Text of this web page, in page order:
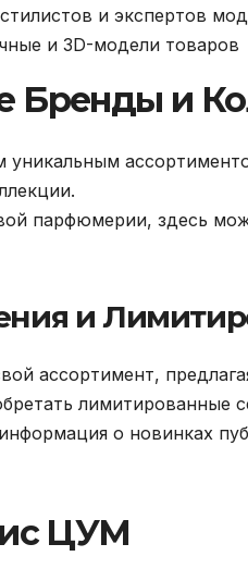
и экспертов
и 3D-модели товаров
Бренды и
уникальным
парфюмерии, здесь
и
ассортимент,
лимитированные
о новинках
ЦУМ